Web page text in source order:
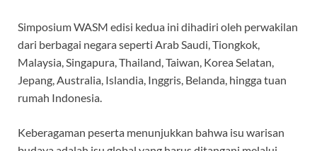
Simposium WASM edisi kedua ini dihadiri oleh perwakilan
dari berbagai negara seperti Arab Saudi, Tiongkok,
Malaysia, Singapura, Thailand, Taiwan, Korea Selatan,
Jepang, Australia, Islandia, Inggris, Belanda, hingga tuan
rumah Indonesia.
Keberagaman peserta menunjukkan bahwa isu warisan